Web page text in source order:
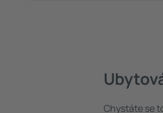
Chystáte se